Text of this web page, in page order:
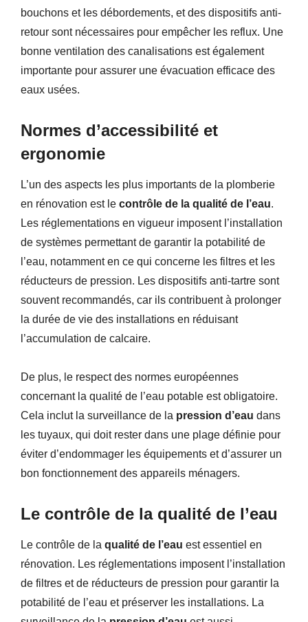
bouchons et les débordements, et des dispositifs anti-
retour sont nécessaires pour empêcher les reflux. Une
bonne ventilation des canalisations est également
importante pour assurer une évacuation efficace des
eaux usées.
Normes d’accessibilité et
ergonomie
L’un des aspects les plus importants de la plomberie
en rénovation est le contrôle de la qualité de l’eau.
Les réglementations en vigueur imposent l’installation
de systèmes permettant de garantir la potabilité de
l’eau, notamment en ce qui concerne les filtres et les
réducteurs de pression. Les dispositifs anti-tartre sont
souvent recommandés, car ils contribuent à prolonger
la durée de vie des installations en réduisant
l’accumulation de calcaire.
De plus, le respect des normes européennes
concernant la qualité de l’eau potable est obligatoire.
Cela inclut la surveillance de la pression d’eau dans
les tuyaux, qui doit rester dans une plage définie pour
éviter d’endommager les équipements et d’assurer un
bon fonctionnement des appareils ménagers.
Le contrôle de la qualité de l’eau
Le contrôle de la qualité de l’eau est essentiel en
rénovation. Les réglementations imposent l’installation
de filtres et de réducteurs de pression pour garantir la
potabilité de l’eau et préserver les installations. La